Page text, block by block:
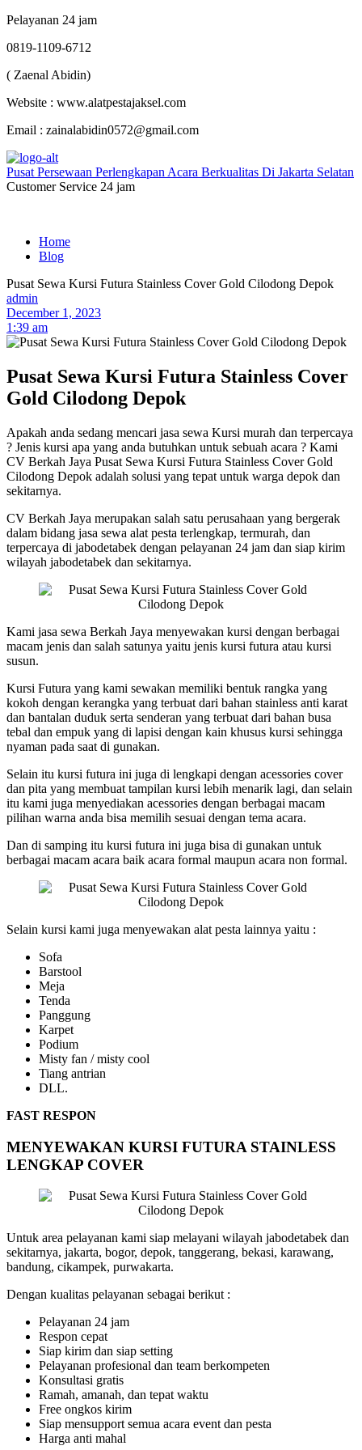
Pelayanan 24 jam
0819-1109-6712
( Zaenal Abidin)
Website : www.alatpestajaksel.com
Email : zainalabidin0572@gmail.com
Pusat Persewaan Perlengkapan Acara Berkualitas Di Jakarta Selatan
Customer Service 24 jam
Home
Blog
Pusat Sewa Kursi Futura Stainless Cover Gold Cilodong Depok
admin
December 1, 2023
1:39 am
Pusat Sewa Kursi Futura Stainless Cover
Gold Cilodong Depok
Apakah anda sedang mencari jasa sewa Kursi murah dan terpercaya
? Jenis kursi apa yang anda butuhkan untuk sebuah acara ? Kami
CV Berkah Jaya Pusat Sewa Kursi Futura Stainless Cover Gold
Cilodong Depok adalah solusi yang tepat untuk warga depok dan
sekitarnya.
CV Berkah Jaya merupakan salah satu perusahaan yang bergerak
dalam bidang jasa sewa alat pesta terlengkap, termurah, dan
terpercaya di jabodetabek dengan pelayanan 24 jam dan siap kirim
wilayah jabodetabek dan sekitarnya.
Kami jasa sewa Berkah Jaya menyewakan kursi dengan berbagai
macam jenis dan salah satunya yaitu jenis kursi futura atau kursi
susun.
Kursi Futura yang kami sewakan memiliki bentuk rangka yang
kokoh dengan kerangka yang terbuat dari bahan stainless anti karat
dan bantalan duduk serta senderan yang terbuat dari bahan busa
tebal dan empuk yang di lapisi dengan kain khusus kursi sehingga
nyaman pada saat di gunakan.
Selain itu kursi futura ini juga di lengkapi dengan acessories cover
dan pita yang membuat tampilan kursi lebih menarik lagi, dan selain
itu kami juga menyediakan acessories dengan berbagai macam
pilihan warna anda bisa memilih sesuai dengan tema acara.
Dan di samping itu kursi futura ini juga bisa di gunakan untuk
berbagai macam acara baik acara formal maupun acara non formal.
Selain kursi kami juga menyewakan alat pesta lainnya yaitu :
Sofa
Barstool
Meja
Tenda
Panggung
Karpet
Podium
Misty fan / misty cool
Tiang antrian
DLL.
FAST RESPON
MENYEWAKAN KURSI FUTURA STAINLESS
LENGKAP COVER
Untuk area pelayanan kami siap melayani wilayah jabodetabek dan
sekitarnya, jakarta, bogor, depok, tanggerang, bekasi, karawang,
bandung, cikampek, purwakarta.
Dengan kualitas pelayanan sebagai berikut :
Pelayanan 24 jam
Respon cepat
Siap kirim dan siap setting
Pelayanan profesional dan team berkompeten
Konsultasi gratis
Ramah, amanah, dan tepat waktu
Free ongkos kirim
Siap mensupport semua acara event dan pesta
Harga anti mahal